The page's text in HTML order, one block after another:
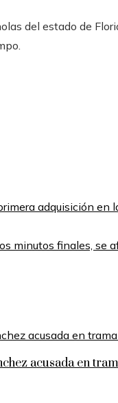
del estado de
adquisición en
minutos finales, se
acusada en